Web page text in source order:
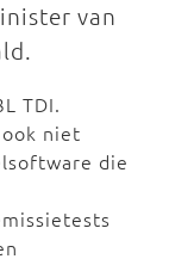
van
TDI.
niet
die